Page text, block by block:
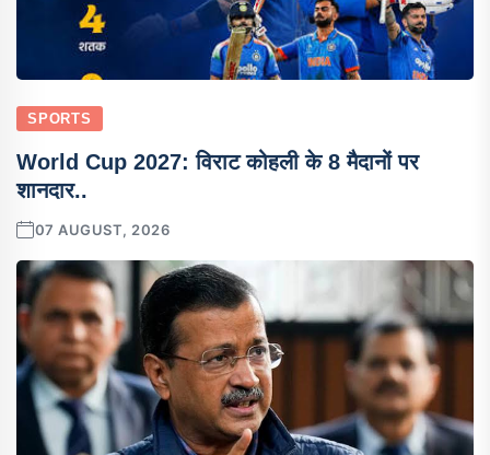
SPORTS
World Cup 2027: विराट कोहली के 8 मैदानों पर
शानदार..
07 AUGUST, 2026